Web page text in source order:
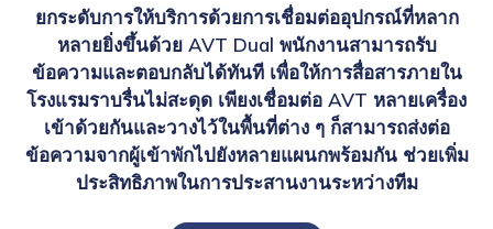
ยกระดับการให้บริการด้วยการเชื่อมต่ออุปกรณ์ที่หลาก
หลายยิ่งขึ้นด้วย AVT Dual พนักงานสามารถรับ
ข้อความและตอบกลับได้ทันที เพื่อให้การสื่อสารภายใน
โรงแรมราบรื่นไม่สะดุด เพียงเชื่อมต่อ AVT หลายเครื่อง
เข้าด้วยกันและวางไว้ในพื้นที่ต่าง ๆ ก็สามารถส่งต่อ
ข้อความจากผู้เข้าพักไปยังหลายแผนกพร้อมกัน ช่วยเพิ่ม
ประสิทธิภาพในการประสานงานระหว่างทีม